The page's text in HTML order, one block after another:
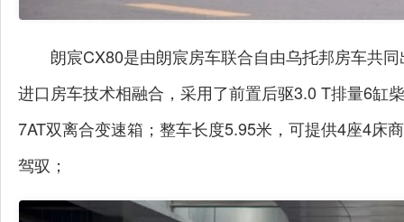
朗宸CX80是由朗宸房车联合自由乌托邦房车共
进口房车技术相融合，采用了前置后驱3.0 T排量6缸
7AT双离合变速箱；整车长度5.95米，可提供4座4床
驾驭；